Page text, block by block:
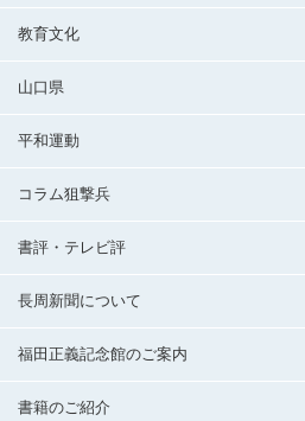
教育文化
山口県
平和運動
コラム狙撃兵
書評・テレビ評
長周新聞について
福田正義記念館のご案内
書籍のご紹介